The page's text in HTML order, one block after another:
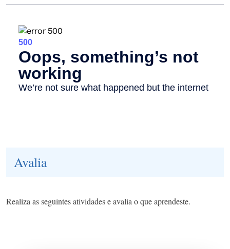
Avalia
Realiza as seguintes atividades e avalia o que aprendeste.